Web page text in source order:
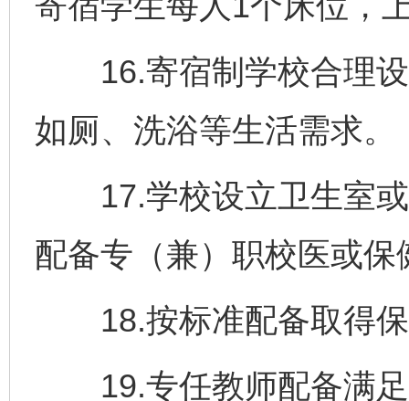
16.寄宿制学校合理设
如厕、洗浴等生活需求。
17.学校设立卫生室或
配备专（兼）职校医或保
18.按标准配备取得保
19.专任教师配备满足